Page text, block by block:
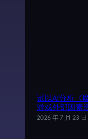
试以AI分析《
游戏外部因素
2026 年 7 月 23 日